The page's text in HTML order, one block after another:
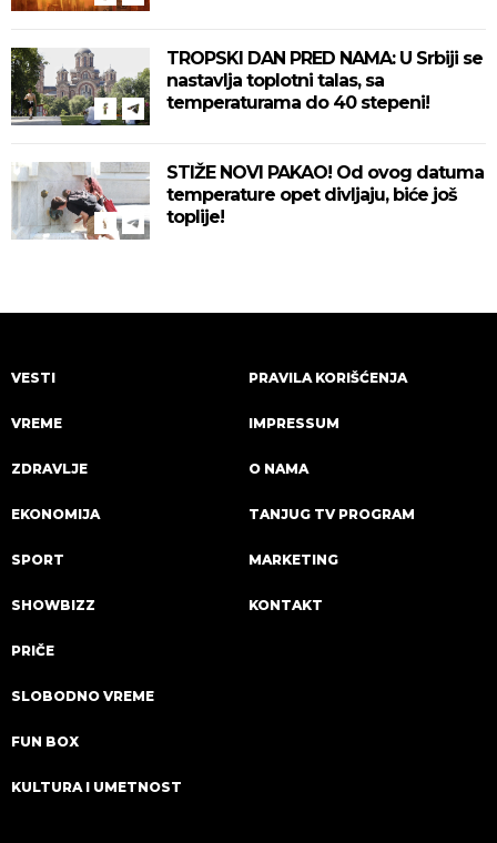
TROPSKI DAN PRED NAMA: U Srbiji se
nastavlja toplotni talas, sa
temperaturama do 40 stepeni!
STIŽE NOVI PAKAO! Od ovog datuma
temperature opet divljaju, biće još
toplije!
VESTI
VREME
ZDRAVLJE
EKONOMIJA
SPORT
SHOWBIZZ
PRIČE
SLOBODNO VREME
FUN BOX
KULTURA I UMETNOST
PRAVILA KORIŠĆENJA
IMPRESSUM
O NAMA
TANJUG TV PROGRAM
MARKETING
KONTAKT